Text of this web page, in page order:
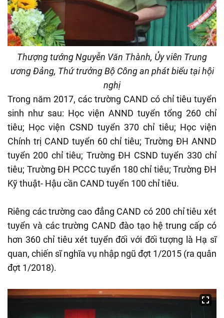
Thượng tướng Nguyễn Văn Thành, Ủy viên Trung
ương Đảng, Thứ trưởng Bộ Công an phát biểu tại hội
nghị
Trong năm 2017, các trường CAND có chỉ tiêu tuyển
sinh như sau: Học viện ANND tuyển tổng 260 chỉ
tiêu; Học viện CSND tuyển 370 chỉ tiêu; Học viện
Chính trị CAND tuyển 60 chỉ tiêu; Trường ĐH ANND
tuyển 200 chỉ tiêu; Trường ĐH CSND tuyển 330 chỉ
tiêu; Trường ĐH PCCC tuyển 180 chỉ tiêu; Trường ĐH
Kỹ thuật- Hậu cần CAND tuyển 100 chỉ tiêu.
Riêng các trường cao đẳng CAND có 200 chỉ tiêu xét
tuyển và các trường CAND đào tạo hệ trung cấp có
hơn 360 chỉ tiêu xét tuyển đối với đối tượng là Hạ sĩ
quan, chiến sĩ nghĩa vụ nhập ngũ đợt 1/2015 (ra quân
đợt 1/2018).